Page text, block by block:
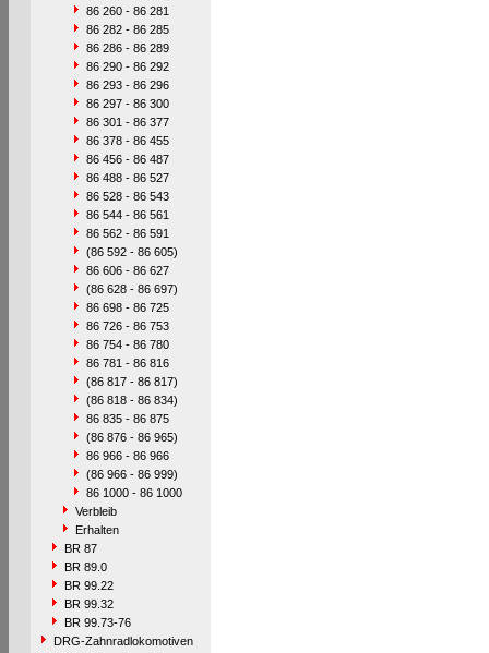
86 260 - 86 281
86 282 - 86 285
86 286 - 86 289
86 290 - 86 292
86 293 - 86 296
86 297 - 86 300
86 301 - 86 377
86 378 - 86 455
86 456 - 86 487
86 488 - 86 527
86 528 - 86 543
86 544 - 86 561
86 562 - 86 591
(86 592 - 86 605)
86 606 - 86 627
(86 628 - 86 697)
86 698 - 86 725
86 726 - 86 753
86 754 - 86 780
86 781 - 86 816
(86 817 - 86 817)
(86 818 - 86 834)
86 835 - 86 875
(86 876 - 86 965)
86 966 - 86 966
(86 966 - 86 999)
86 1000 - 86 1000
Verbleib
Erhalten
BR 87
BR 89.0
BR 99.22
BR 99.32
BR 99.73-76
DRG-Zahnradlokomotiven